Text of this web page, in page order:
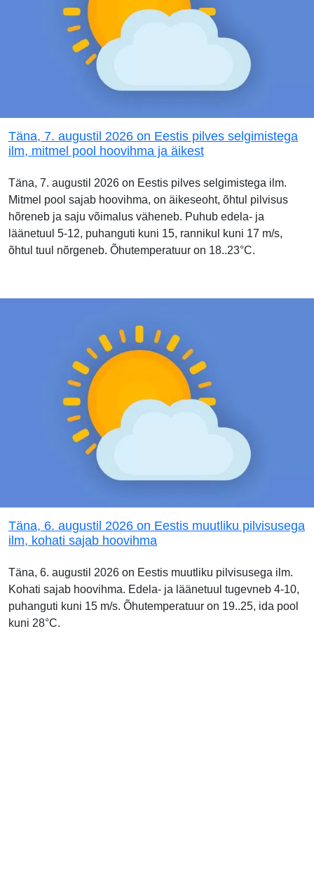
Täna, 7. augustil 2026 on Eestis pilves selgimistega
ilm, mitmel pool hoovihma ja äikest
Täna, 7. augustil 2026 on Eestis pilves selgimistega ilm.
Mitmel pool sajab hoovihma, on äikeseoht, õhtul pilvisus
hõreneb ja saju võimalus väheneb. Puhub edela- ja
läänetuul 5-12, puhanguti kuni 15, rannikul kuni 17 m/s,
õhtul tuul nõrgeneb. Õhutemperatuur on 18..23°C.
Täna, 6. augustil 2026 on Eestis muutliku pilvisusega
ilm, kohati sajab hoovihma
Täna, 6. augustil 2026 on Eestis muutliku pilvisusega ilm.
Kohati sajab hoovihma. Edela- ja läänetuul tugevneb 4-10,
puhanguti kuni 15 m/s. Õhutemperatuur on 19..25, ida pool
kuni 28°C.